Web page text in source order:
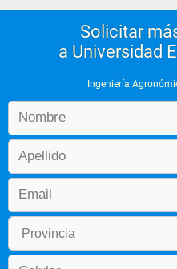
obra, la realización de
valoración de terrenos,
En instituciones de
públicas como privadas,
agropecuaria y de
Venta de servicios técnicos y
Solicitar
a Universidad
Ingeniería